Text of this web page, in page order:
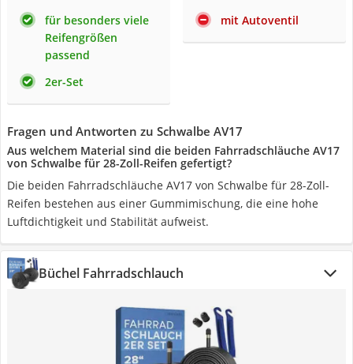
für besonders viele
Reifengrößen
passend
2er-Set
mit Autoventil
Fragen und Antworten zu Schwalbe AV17
Aus welchem Material sind die beiden Fahrradschläuche AV17
von Schwalbe für 28-Zoll-Reifen gefertigt?
Die beiden Fahrradschläuche AV17 von Schwalbe für 28-Zoll-
Reifen bestehen aus einer Gummimischung, die eine hohe
Luftdichtigkeit und Stabilität aufweist.
Büchel Fahrradschlauch